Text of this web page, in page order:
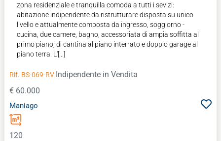
zona residenziale e tranquilla comoda a tutti i sevizi:
abitazione indipendente da ristrutturare disposta su unico
livello e attualmente composta da ingresso, soggiorno -
cucina, due camere, bagno, accessoriata di ampia soffitta al
primo piano, di cantina al piano interrato e doppio garage al
piano terra. L'[...]
Rif. BS-069-RV Indipendente in Vendita
€ 60.000
Maniago
120